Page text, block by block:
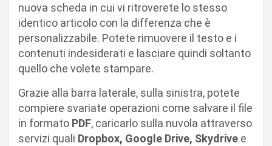
nuova scheda in cui vi ritroverete lo stesso
identico articolo con la differenza che è
personalizzabile. Potete rimuovere il testo e i
contenuti indesiderati e lasciare quindi soltanto
quello che volete stampare.
Grazie alla barra laterale, sulla sinistra, potete
compiere svariate operazioni come salvare il file
in formato PDF, caricarlo sulla nuvola attraverso
servizi quali Dropbox, Google Drive, Skydrive e